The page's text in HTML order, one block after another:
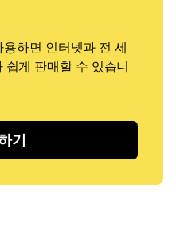
하면 인터넷과 전 세
게 판매할 수 있습니
기